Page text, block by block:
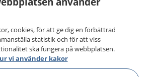
cookies, för att ge dig en förbättrad
statistik och för att viss
ska fungera på webbplatsen.
vi använder kakor